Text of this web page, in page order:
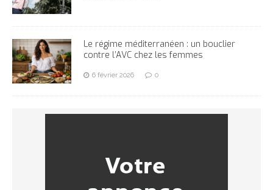
Le régime méditerranéen : un bouclier
contre l’AVC chez les femmes
6 février 2026 0